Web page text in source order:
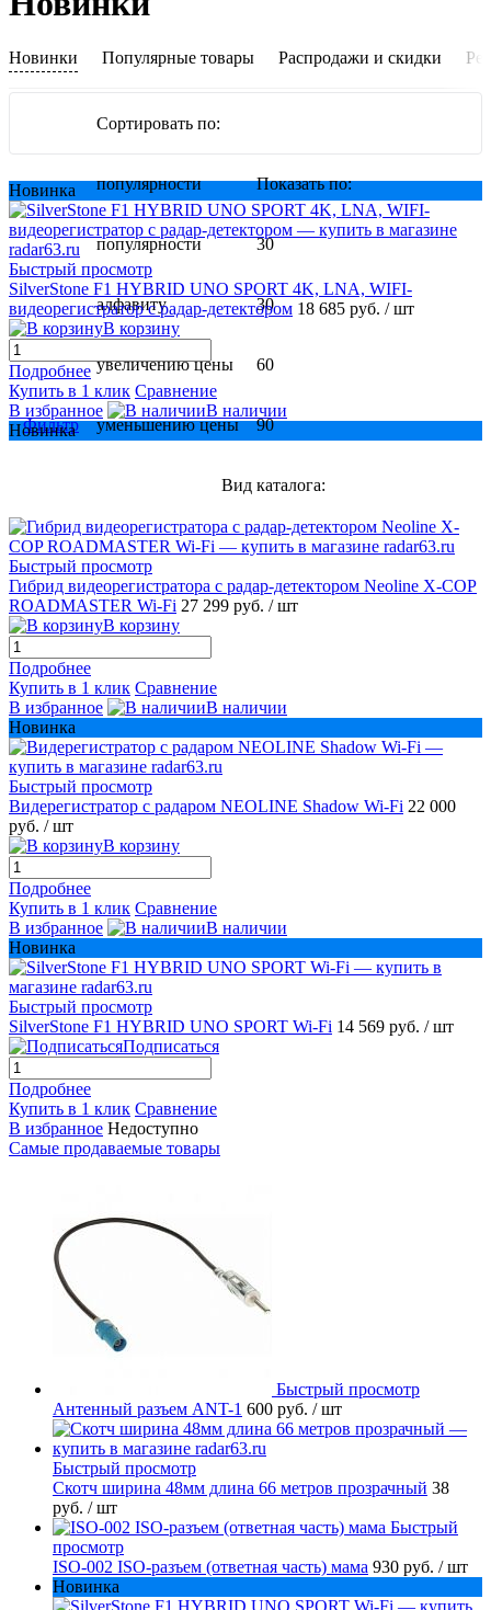
Новинки Популярные товары Распродажи и скидки
Фильтр
Сортировать по:
популярности
популярности
алфавиту
увеличению цены
уменьшению цены
Показать по:
30
30
60
90
Вид каталога:
Новинка
Быстрый просмотр
SilverStone F1 HYBRID UNO SPORT 4K, LNA, WIFI-
видеорегистратор с радар-детектором 18 685 руб. / шт
В корзину
Подробнее
Купить в 1 клик Сравнение
В избранное
В наличии
Новинка
Быстрый просмотр
Гибрид видеорегистратора с радар-детектором Neoline X-COP
ROADMASTER Wi-Fi 27 299 руб. / шт
В корзину
Подробнее
Купить в 1 клик Сравнение
В избранное
В наличии
Новинка
Быстрый просмотр
Видерегистратор с радаром NEOLINE Shadow Wi-Fi 22 000
руб. / шт
В корзину
Подробнее
Купить в 1 клик Сравнение
В избранное
В наличии
Новинка
Быстрый просмотр
SilverStone F1 HYBRID UNO SPORT Wi-Fi 14 569 руб. / шт
Подписаться
Подробнее
Купить в 1 клик Сравнение
В избранное Недоступно
Самые продаваемые товары
Быстрый просмотр
Антенный разъем ANT-1 600 руб. / шт
Быстрый просмотр
Скотч ширина 48мм длина 66 метров прозрачный 38
руб. / шт
Быстрый
просмотр
ISO-002 ISO-разъем (ответная часть) мама 930 руб. / шт
Новинка